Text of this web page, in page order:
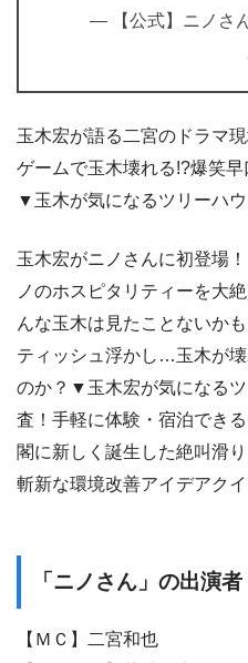
— 【公式】ニノさ
玉木宏が語る二宮のドラマ
ゲームで玉木壊れる!?爆笑
▼玉木が気になるツリーハ
玉木宏がニノさんに初登場
ノのホスピタリティーを大
んな玉木は見たことないか
ティッシュ浮かし…玉木が
のか？▼玉木宏が気になる
査！手軽に体験・宿泊でき
閣に新しく誕生した絶叫滑
斬新な環境改善アイデアク
「ニノさん」の出演者
【ＭＣ】二宮和也